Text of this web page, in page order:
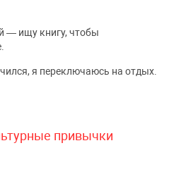
— ищу книгу, чтобы
я переключаюсь на отдых.
привычки